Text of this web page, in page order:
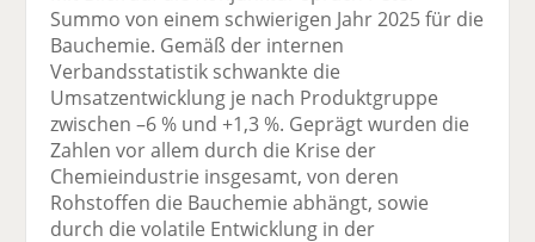
Summo von einem schwierigen Jahr 2025 für die
Bauchemie. Gemäß der internen
Verbandsstatistik schwankte die
Umsatzentwicklung je nach Produktgruppe
zwischen –6 % und +1,3 %. Geprägt wurden die
Zahlen vor allem durch die Krise der
Chemieindustrie insgesamt, von deren
Rohstoffen die Bauchemie abhängt, sowie
durch die volatile Entwicklung in der